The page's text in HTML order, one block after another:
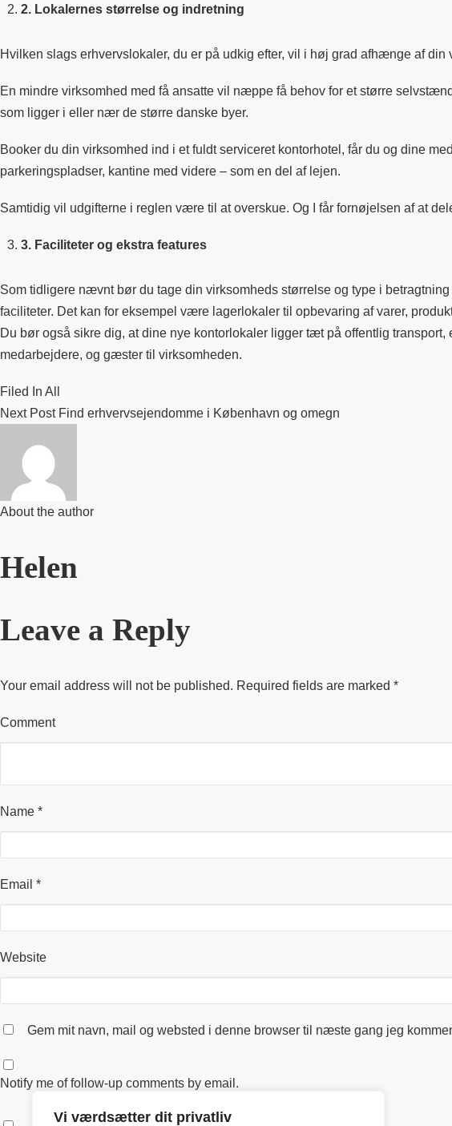
Vi værdsætter dit privatliv
2. Lokalernes størrelse og indretning
Hvilken slags erhvervslokaler, du er på udkig efter, vil i høj grad afhænge af din
En mindre virksomhed med få ansatte vil næppe få behov for et større
som ligger i eller nær de større danske byer.
Booker du din virksomhed ind i et fuldt serviceret kontorhotel, får du og dine
parkeringspladser, kantine med videre – som en del af lejen.
Samtidig vil udgifterne i reglen være til at overskue. Og I får fornøjelsen af at
3. Faciliteter og ekstra features
Som tidligere nævnt bør du tage din virksomheds størrelse og type i
faciliteter. Det kan for eksempel være lagerlokaler til opbevaring af varer,
Du bør også sikre dig, at dine nye kontorlokaler ligger tæt på offentlig
medarbejdere, og gæster til virksomheden.
Filed In All
Next Post Find erhvervsejendomme i København og omegn
About the author
Helen
Leave a Reply
Your email address will not be published. Required fields are marked *
Comment
Name *
Email *
Website
Gem mit navn, mail og websted i denne browser til næste gang jeg
Notify me of follow-up comments by email.